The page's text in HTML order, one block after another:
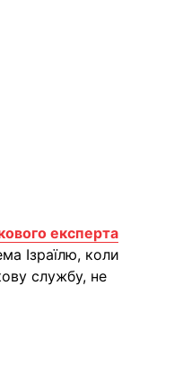
експерта
Ізраїлю, коли
службу, не
Xу Viber
у Whatsapp
у Messenger
у LinkedIn